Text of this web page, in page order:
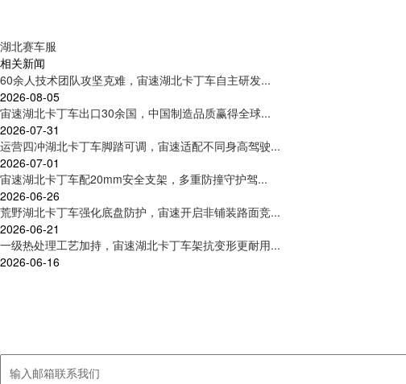
湖北赛车服
相关新闻
60余人技术团队攻坚克难，宙速湖北卡丁车自主研发...
2026-08-05
宙速湖北卡丁车出口30余国，中国制造品质赢得全球...
2026-07-31
运营四冲湖北卡丁车脚踏可调，宙速适配不同身高驾驶...
2026-07-01
宙速湖北卡丁车配20mm安全支架，多重防撞守护驾...
2026-06-26
荒野湖北卡丁车强化底盘防护，宙速开启非铺装路面竞...
2026-06-21
一级热处理工艺加持，宙速湖北卡丁车架抗变形更耐用...
2026-06-16